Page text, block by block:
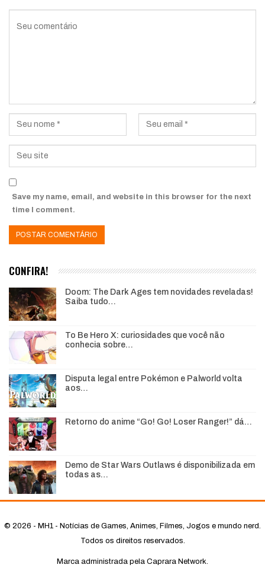
Save my name, email, and website in this browser for the next
time I comment.
CONFIRA!
Doom: The Dark Ages tem novidades reveladas!
Saiba tudo…
To Be Hero X: curiosidades que você não
conhecia sobre…
Disputa legal entre Pokémon e Palworld volta
aos…
Retorno do anime “Go! Go! Loser Ranger!” dá…
Demo de Star Wars Outlaws é disponibilizada em
todas as…
© 2026 - MH1 - Notícias de Games, Animes, Filmes, Jogos e mundo nerd.
Todos os direitos reservados.
Marca administrada pela Caprara Network.